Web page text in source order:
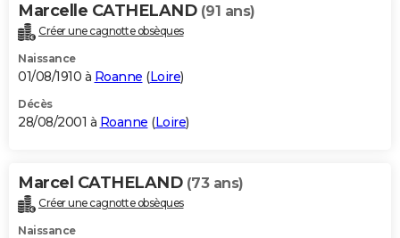
Marcelle CATHELAND (91 ans)
Créer une cagnotte obsèques
Naissance
01/08/1910 à Roanne (Loire)
Décès
28/08/2001 à Roanne (Loire)
Marcel CATHELAND (73 ans)
Créer une cagnotte obsèques
Naissance